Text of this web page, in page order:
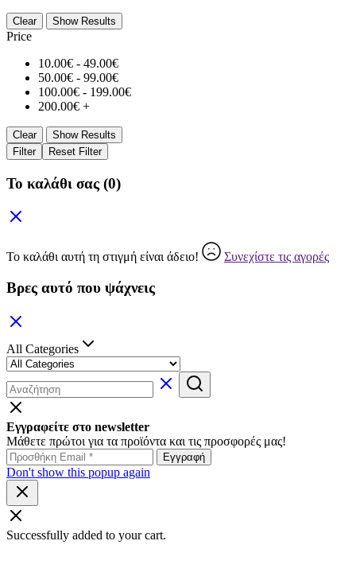
Clear Show Results
Price
10.00€ - 49.00€
50.00€ - 99.00€
100.00€ - 199.00€
200.00€ +
Clear
Show Results
Filter
Reset Filter
Το καλάθι σας (0)
Το καλάθι αυτή τη στιγμή είναι άδειο! Συνεχίστε τις αγορές
Βρες αυτό που ψάχνεις
All Categories
Εγγραφείτε στο newsletter
Μάθετε πρώτοι για τα προϊόντα και τις προσφορές μας!
Don't show this popup again
Successfully added to your cart.